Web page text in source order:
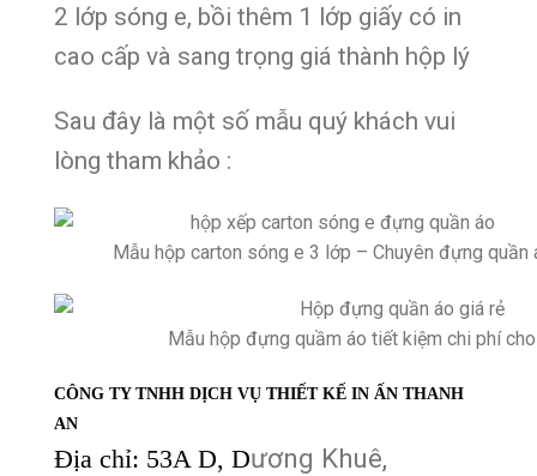
2 lớp sóng e, bồi thêm 1 lớp giấy có in
cao cấp và sang trọng giá thành hộp lý
Sau đây là một số mẫu quý khách vui
lòng tham khảo :
Mẫu hộp carton sóng e 3 lớp – Chuyên đựng quần
Mẫu hộp đựng quầm áo tiết kiệm chi phí
CÔNG TY TNHH DỊCH VỤ THIẾT KẾ IN ẤN THANH
AN
Địa chỉ: 53A D, Dương Khuê,